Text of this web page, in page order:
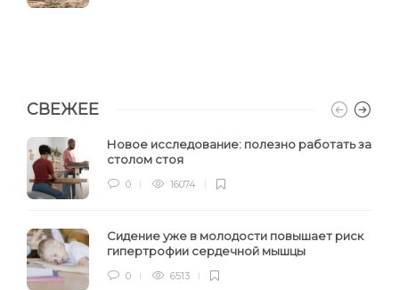
СВЕЖЕЕ
Новое исследование: полезно работать за
столом стоя
0 16074
Сидение уже в молодости повышает риск
гипертрофии сердечной мышцы
0 6513